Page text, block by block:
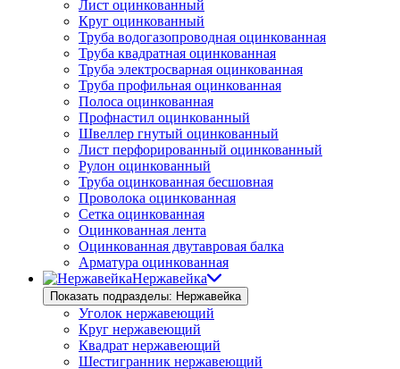
Лист оцинкованный
Круг оцинкованный
Труба водогазопроводная оцинкованная
Труба квадратная оцинкованная
Труба электросварная оцинкованная
Труба профильная оцинкованная
Полоса оцинкованная
Профнастил оцинкованный
Швеллер гнутый оцинкованный
Лист перфорированный оцинкованный
Рулон оцинкованный
Труба оцинкованная бесшовная
Проволока оцинкованная
Сетка оцинкованная
Оцинкованная лента
Оцинкованная двутавровая балка
Арматура оцинкованная
Нержавейка
Показать подразделы: Нержавейка
Уголок нержавеющий
Круг нержавеющий
Квадрат нержавеющий
Шестигранник нержавеющий